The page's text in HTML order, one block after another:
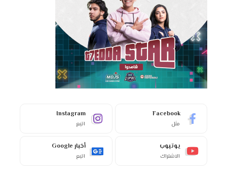
Facebook
مثل
Instagram
اتبع
يوتيوب
الاشتراك
أخبار Google
اتبع